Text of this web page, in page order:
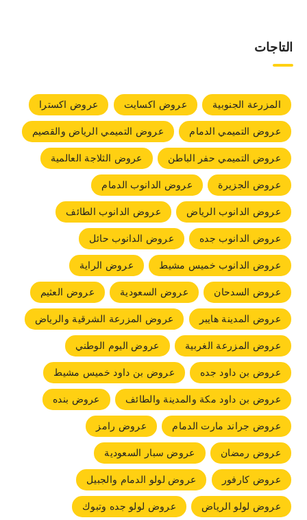
التاجات
المزرعة الجنوبية عروض اكسايت
عروض اكسترا
عروض التميمي الدمام
عروض التميمي الرياض والقصيم
عروض التميمي حفر الباطن
عروض الثلاجة العالمية
عروض الجزيرة
عروض الدانوب الدمام
عروض الدانوب الرياض
عروض الدانوب الطائف
عروض الدانوب جده
عروض الدانوب حائل
عروض الدانوب خميس مشيط
عروض الراية
عروض السدحان
عروض السعودية
عروض العثيم
عروض المدينة هايبر
عروض المزرعة الشرقية والرياض
عروض المزرعة الغربية
عروض اليوم الوطني
عروض بن داود جده
عروض بن داود خميس مشيط
عروض بن داود مكة والمدينة والطائف
عروض بنده
عروض جراند مارت الدمام
عروض رامز
عروض رمضان
عروض سبار السعودية
عروض كارفور
عروض لولو الدمام والجبيل
عروض لولو الرياض
عروض لولو جده وتبوك